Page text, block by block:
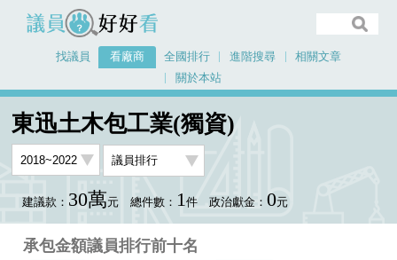
議員好好看
找議員 看廠商 全國排行 進階搜尋
相關文章
關於本站
東迅土木包工業(獨資)
建議款： 30萬元 總件數： 1件 政治獻金： 0元
承包金額議員排行前十名